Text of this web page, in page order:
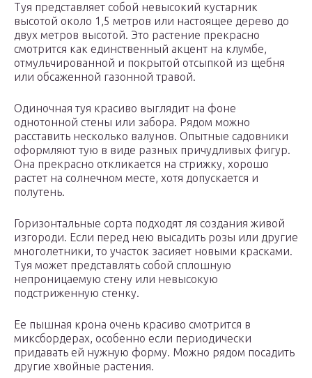
Туя представляет собой невысокий кустарник
высотой около 1,5 метров или настоящее дерево до
двух метров высотой. Это растение прекрасно
смотрится как единственный акцент на клумбе,
отмульчированной и покрытой отсыпкой из щебня
или обсаженной газонной травой.
Одиночная туя красиво выглядит на фоне
однотонной стены или забора. Рядом можно
расставить несколько валунов. Опытные садовники
оформляют тую в виде разных причудливых фигур.
Она прекрасно откликается на стрижку, хорошо
растет на солнечном месте, хотя допускается и
полутень.
Горизонтальные сорта подходят ля создания живой
изгороди. Если перед нею высадить розы или другие
многолетники, то участок засияет новыми красками.
Туя может представлять собой сплошную
непроницаемую стену или невысокую
подстриженную стенку.
Ее пышная крона очень красиво смотрится в
миксбордерах, особенно если периодически
придавать ей нужную форму. Можно рядом посадить
другие хвойные растения.